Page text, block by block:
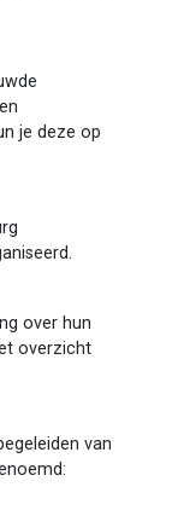
je deze op
over hun
overzicht
van